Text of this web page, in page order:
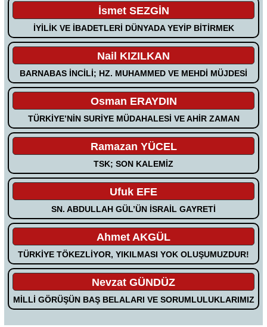
İsmet SEZGİN
İYİLİK VE İBADETLERİ DÜNYADA YEYİP BİTİRMEK
Nail KIZILKAN
BARNABAS İNCİLİ; HZ. MUHAMMED VE MEHDİ MÜJDESİ
Osman ERAYDIN
TÜRKİYE’NİN SURİYE MÜDAHALESİ VE AHİR ZAMAN
Ramazan YÜCEL
TSK; SON KALEMİZ
Ufuk EFE
SN. ABDULLAH GÜL’ÜN İSRAİL GAYRETİ
Ahmet AKGÜL
TÜRKİYE TÖKEZLİYOR, YIKILMASI YOK OLUŞUMUZDUR!
Nevzat GÜNDÜZ
MİLLİ GÖRÜŞÜN BAŞ BELALARI VE SORUMLULUKLARIMIZ